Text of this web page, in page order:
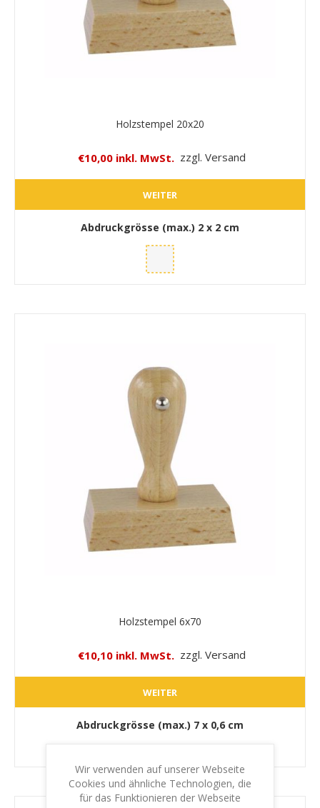
Holzstempel 20x20
€10,00 inkl. MwSt. zzgl. Versand
WEITER
Abdruckgrösse (max.) 2 x 2 cm
Holzstempel 6x70
€10,10 inkl. MwSt. zzgl. Versand
WEITER
Abdruckgrösse (max.) 7 x 0,6 cm
Wir verwenden auf unserer Webseite
Cookies und ähnliche Technologien, die
für das Funktionieren der Webseite